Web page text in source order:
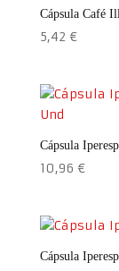
Cápsula Café
5,42 €
Cápsula
10,96 €
Cápsula